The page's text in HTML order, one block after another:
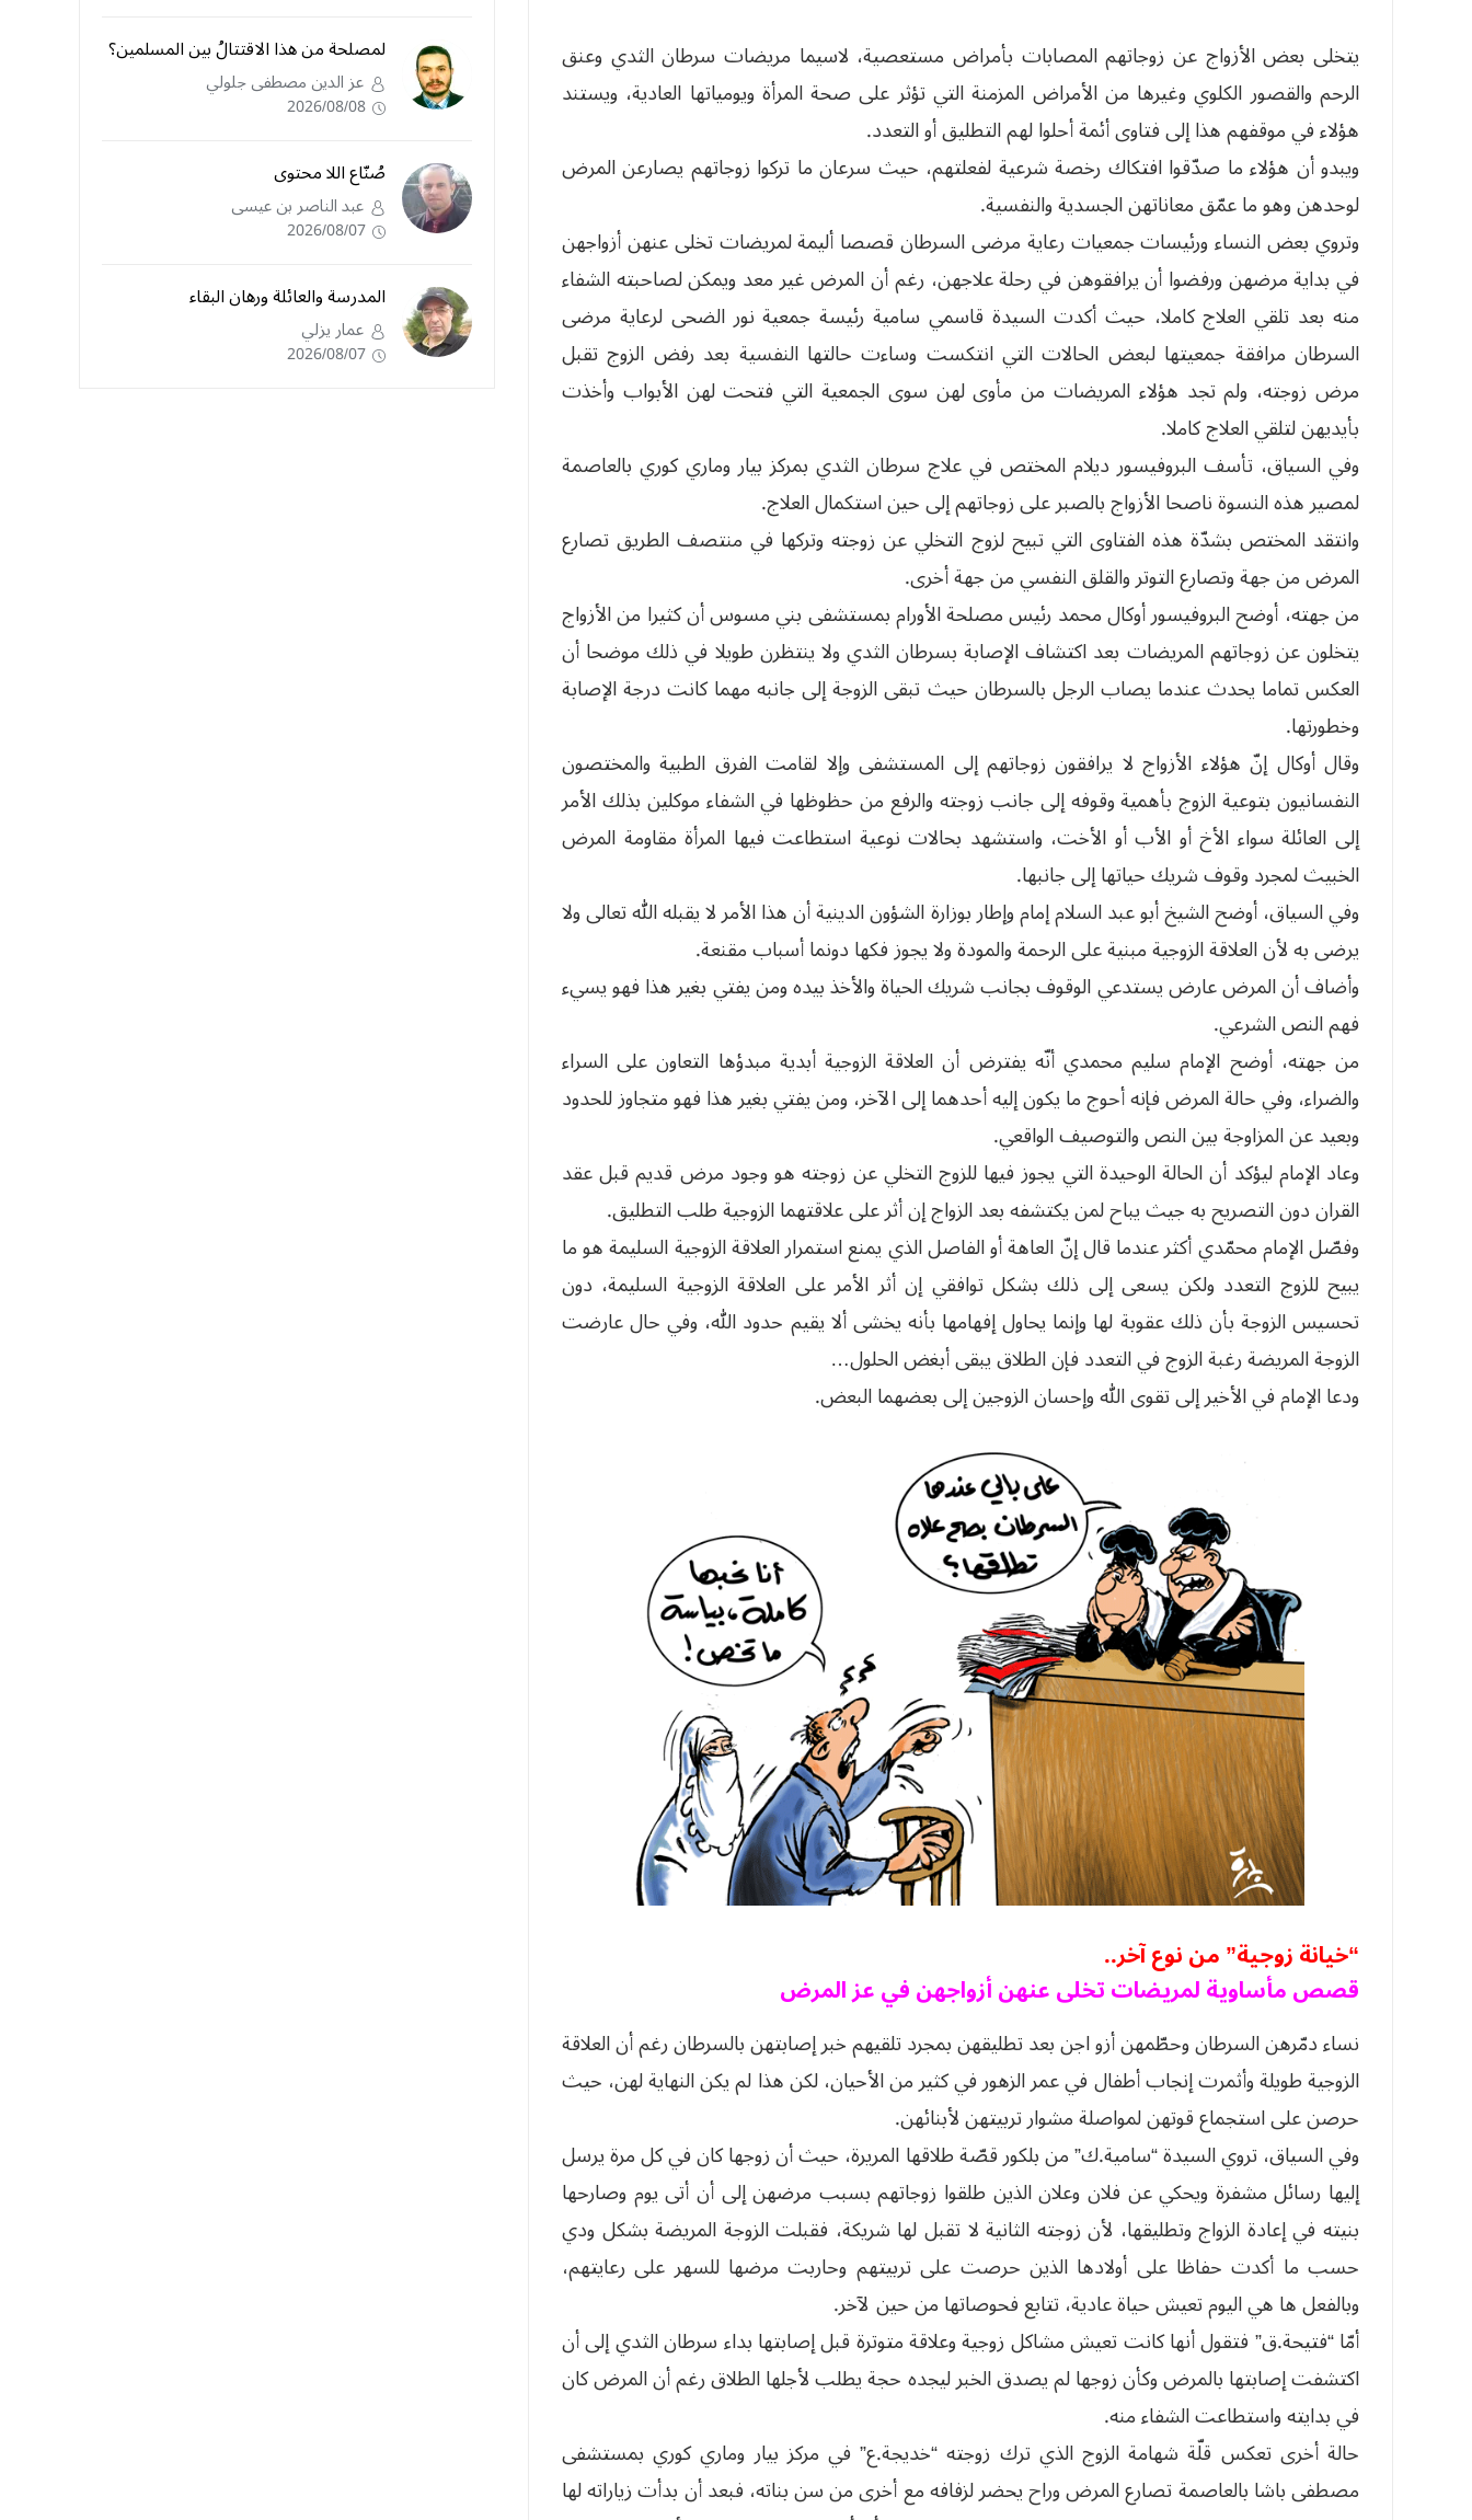
يتخلى بعض الأزواج عن زوجاتهم المصابات بأمراض مستعصية، لاسيما مريضات سرطان الثدي وعنق
الرحم والقصور الكلوي وغيرها من الأمراض المزمنة التي تؤثر على صحة المرأة ويومياتها العادية، ويستند
هؤلاء في موقفهم هذا إلى فتاوى أئمة أحلوا لهم التطليق أو التعدد.
ويبدو أن هؤلاء ما صدّقوا افتكاك رخصة شرعية لفعلتهم، حيث سرعان ما تركوا زوجاتهم يصارعن المرض
لوحدهن وهو ما عمّق معاناتهن الجسدية والنفسية.
وتروي بعض النساء ورئيسات جمعيات رعاية مرضى السرطان قصصا أليمة لمريضات تخلى عنهن أزواجهن
في بداية مرضهن ورفضوا أن يرافقوهن في رحلة علاجهن، رغم أن المرض غير معد ويمكن لصاحبته الشفاء
منه بعد تلقي العلاج كاملا، حيث أكدت السيدة قاسمي سامية رئيسة جمعية نور الضحى لرعاية مرضى
السرطان مرافقة جمعيتها لبعض الحالات التي انتكست وساءت حالتها النفسية بعد رفض الزوج تقبل
مرض زوجته، ولم تجد هؤلاء المريضات من مأوى لهن سوى الجمعية التي فتحت لهن الأبواب وأخذت
بأيديهن لتلقي العلاج كاملا.
وفي السياق، تأسف البروفيسور ديلام المختص في علاج سرطان الثدي بمركز بيار وماري كوري بالعاصمة
لمصير هذه النسوة ناصحا الأزواج بالصبر على زوجاتهم إلى حين استكمال العلاج.
وانتقد المختص بشدّة هذه الفتاوى التي تبيح لزوج التخلي عن زوجته وتركها في منتصف الطريق تصارع
المرض من جهة وتصارع التوتر والقلق النفسي من جهة أخرى.
من جهته، أوضح البروفيسور أوكال محمد رئيس مصلحة الأورام بمستشفى بني مسوس أن كثيرا من الأزواج
يتخلون عن زوجاتهم المريضات بعد اكتشاف الإصابة بسرطان الثدي ولا ينتظرن طويلا في ذلك موضحا أن
العكس تماما يحدث عندما يصاب الرجل بالسرطان حيث تبقى الزوجة إلى جانبه مهما كانت درجة الإصابة
وخطورتها.
وقال أوكال إنّ هؤلاء الأزواج لا يرافقون زوجاتهم إلى المستشفى وإلا لقامت الفرق الطبية والمختصون
النفسانيون بتوعية الزوج بأهمية وقوفه إلى جانب زوجته والرفع من حظوظها في الشفاء موكلين بذلك الأمر
إلى العائلة سواء الأخ أو الأب أو الأخت، واستشهد بحالات نوعية استطاعت فيها المرأة مقاومة المرض
الخبيث لمجرد وقوف شريك حياتها إلى جانبها.
وفي السياق، أوضح الشيخ أبو عبد السلام إمام وإطار بوزارة الشؤون الدينية أن هذا الأمر لا يقبله الله تعالى ولا
يرضى به لأن العلاقة الزوجية مبنية على الرحمة والمودة ولا يجوز فكها دونما أسباب مقنعة.
وأضاف أن المرض عارض يستدعي الوقوف بجانب شريك الحياة والأخذ بيده ومن يفتي بغير هذا فهو يسيء
فهم النص الشرعي.
من جهته، أوضح الإمام سليم محمدي أنّه يفترض أن العلاقة الزوجية أبدية مبدؤها التعاون على السراء
والضراء، وفي حالة المرض فإنه أحوج ما يكون إليه أحدهما إلى الآخر، ومن يفتي بغير هذا فهو متجاوز للحدود
وبعيد عن المزاوجة بين النص والتوصيف الواقعي.
وعاد الإمام ليؤكد أن الحالة الوحيدة التي يجوز فيها للزوج التخلي عن زوجته هو وجود مرض قديم قبل عقد
القران دون التصريح به جيث يباح لمن يكتشفه بعد الزواج إن أثر على علاقتهما الزوجية طلب التطليق.
وفصّل الإمام محمّدي أكثر عندما قال إنّ العاهة أو الفاصل الذي يمنع استمرار العلاقة الزوجية السليمة هو ما
يبيح للزوج التعدد ولكن يسعى إلى ذلك بشكل توافقي إن أثر الأمر على العلاقة الزوجية السليمة، دون
تحسيس الزوجة بأن ذلك عقوبة لها وإنما يحاول إفهامها بأنه يخشى ألا يقيم حدود الله، وفي حال عارضت
الزوجة المريضة رغبة الزوج في التعدد فإن الطلاق يبقى أبغض الحلول…
ودعا الإمام في الأخير إلى تقوى الله وإحسان الزوجين إلى بعضهما البعض.
“خيانة زوجية” من نوع آخر..
قصص مأساوية لمريضات تخلى عنهن أزواجهن في عز المرض
نساء دمّرهن السرطان وحطّمهن أزو اجن بعد تطليقهن بمجرد تلقيهم خبر إصابتهن بالسرطان رغم أن العلاقة
الزوجية طويلة وأثمرت إنجاب أطفال في عمر الزهور في كثير من الأحيان، لكن هذا لم يكن النهاية لهن، حيث
حرصن على استجماع قوتهن لمواصلة مشوار تربيتهن لأبنائهن.
وفي السياق، تروي السيدة “سامية.ك” من بلكور قصّة طلاقها المريرة، حيث أن زوجها كان في كل مرة يرسل
إليها رسائل مشفرة ويحكي عن فلان وعلان الذين طلقوا زوجاتهم بسبب مرضهن إلى أن أتى يوم وصارحها
بنيته في إعادة الزواج وتطليقها، لأن زوجته الثانية لا تقبل لها شريكة، فقبلت الزوجة المريضة بشكل ودي
حسب ما أكدت حفاظا على أولادها الذين حرصت على تربيتهم وحاربت مرضها للسهر على رعايتهم،
وبالفعل ها هي اليوم تعيش حياة عادية، تتابع فحوصاتها من حين لآخر.
أمّا “فتيحة.ق” فتقول أنها كانت تعيش مشاكل زوجية وعلاقة متوترة قبل إصابتها بداء سرطان الثدي إلى أن
اكتشفت إصابتها بالمرض وكأن زوجها لم يصدق الخبر ليجده حجة يطلب لأجلها الطلاق رغم أن المرض كان
في بدايته واستطاعت الشفاء منه.
حالة أخرى تعكس قلّة شهامة الزوج الذي ترك زوجته “خديجة.ع” في مركز بيار وماري كوري بمستشفى
مصطفى باشا بالعاصمة تصارع المرض وراح يحضر لزفافه مع أخرى من سن بناته، فبعد أن بدأت زياراته لها
لمصلحة من هذا الاقتتالُ بين المسلمين؟
عز الدين مصطفى جلولي
2026/08/08
صُنّاع اللا محتوى
عبد الناصر بن عيسى
2026/08/07
المدرسة والعائلة ورهان البقاء
عمار يزلي
2026/08/07